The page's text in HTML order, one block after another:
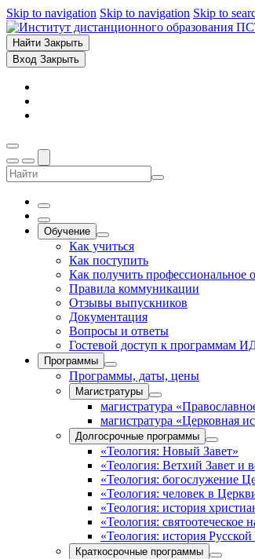
Skip to navigation Skip to navigation Skip to
Найти Закрыть
Вход Закрыть
Обучение
Как учиться
Как поступить
Как получить профессиональное
Правила коммуникации
Отзывы выпускников
Документация
Вопросы и ответы
Гостевой доступ к программам
Программы
Программы, даты, цены
Магистратуры
магистратура
магистратура «Церковная
Долгосрочные программы
«Теология: Новый Завет»
«Теология: Ветхий Завет и
«Теология: богослужение
«Теология: человек в
«Теология: история
«Теология: святоотеческое
«Теология: история
Краткосрочные программы